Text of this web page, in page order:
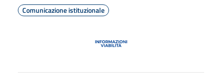
Comunicazione istituzionale